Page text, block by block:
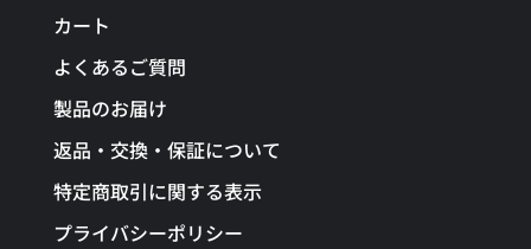
カート
よくあるご質問
製品のお届け
返品・交換・保証について
特定商取引に関する表示
プライバシーポリシー